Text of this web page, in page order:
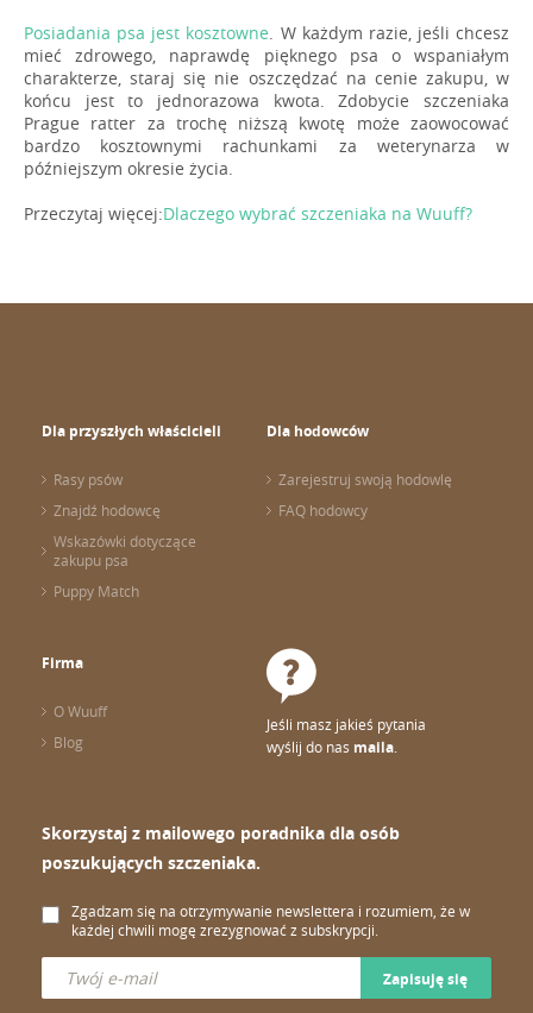
Posiadania psa jest kosztowne . W każdym razie, jeśli chcesz
mieć zdrowego, naprawdę pięknego psa o wspaniałym
charakterze, staraj się nie oszczędzać na cenie zakupu, w
końcu jest to jednorazowa kwota. Zdobycie szczeniaka
Prague ratter za trochę niższą kwotę może zaowocować
bardzo kosztownymi rachunkami za weterynarza w
późniejszym okresie życia.
Przeczytaj więcej:Dlaczego wybrać szczeniaka na Wuuff?
Dla przyszłych właścicieli
Rasy psów
Znajdź hodowcę
Wskazówki dotyczące
zakupu psa
Puppy Match
Dla hodowców
Zarejestruj swoją hodowlę
FAQ hodowcy
Firma
O Wuuff
Blog
Jeśli masz jakieś pytania
wyślij do nas maila
Skorzystaj z mailowego poradnika dla osób
poszukujących szczeniaka.
Zgadzam się na otrzymywanie newslettera i rozumiem, że w
każdej chwili mogę zrezygnować z subskrypcji.
Zapisuję się